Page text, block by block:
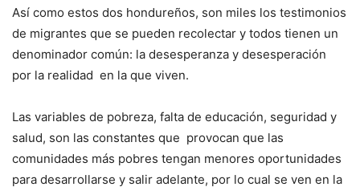
Así como estos dos hondureños, son miles los testimonios
de migrantes que se pueden recolectar y todos tienen un
denominador común: la desesperanza y desesperación
por la realidad en la que viven.
Las variables de pobreza, falta de educación, seguridad y
salud, son las constantes que provocan que las
comunidades más pobres tengan menores oportunidades
para desarrollarse y salir adelante, por lo cual se ven en la